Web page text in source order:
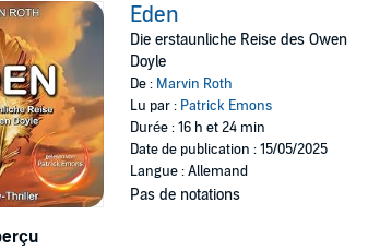
Eden
Die erstaunliche Reise des Owen
Doyle
De : Marvin Roth
Lu par : Patrick Emons
Durée : 16 h et 24 min
Date de publication : 15/05/2025
Langue : Allemand
Pas de notations